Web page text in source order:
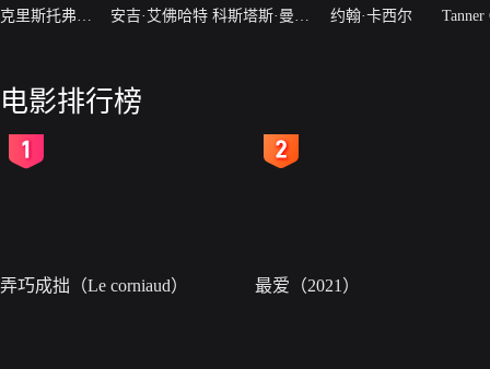
安吉·艾佛哈特 约翰·卡西尔
电影排行榜
弄巧成拙（Le corniaud） 最爱（2021）